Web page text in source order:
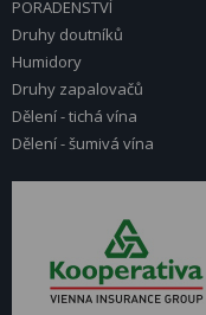
PORADENSTVÍ
Druhy doutníků
Humidory
Druhy zapalovačů
Dělení - tichá vína
Dělení - šumivá vína